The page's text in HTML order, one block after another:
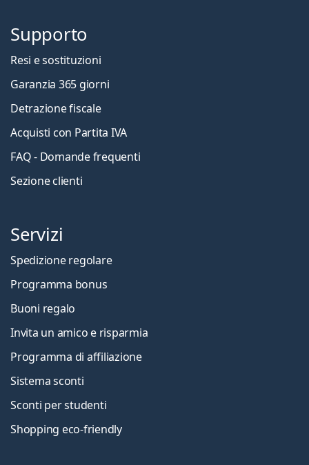
Supporto
Resi e sostituzioni
Garanzia 365 giorni
Detrazione fiscale
Acquisti con Partita IVA
FAQ - Domande frequenti
Sezione clienti
Servizi
Spedizione regolare
Programma bonus
Buoni regalo
Invita un amico e risparmia
Programma di affiliazione
Sistema sconti
Sconti per studenti
Shopping eco-friendly